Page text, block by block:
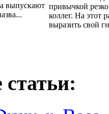
выпускают привычкой
коллег. На этот
выразить свой